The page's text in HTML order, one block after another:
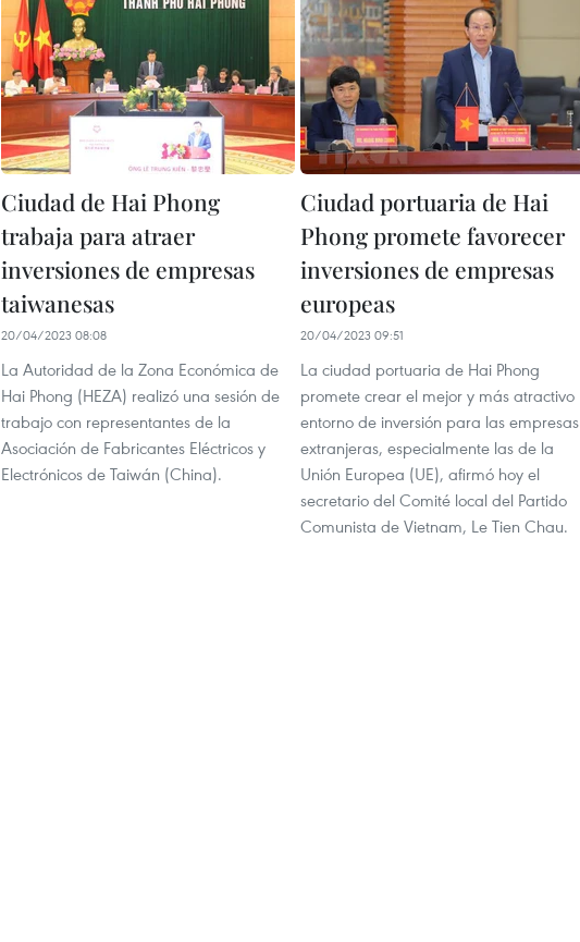
Ciudad de Hai Phong
trabaja para atraer
inversiones de empresas
taiwanesas
20/04/2023 08:08
La Autoridad de la Zona Económica de
Hai Phong (HEZA) realizó una sesión de
trabajo con representantes de la
Asociación de Fabricantes Eléctricos y
Electrónicos de Taiwán (China).
Ciudad portuaria de Hai
Phong promete favorecer
inversiones de empresas
europeas
20/04/2023 09:51
La ciudad portuaria de Hai Phong
promete crear el mejor y más atractivo
entorno de inversión para las empresas
extranjeras, especialmente las de la
Unión Europea (UE), afirmó hoy el
secretario del Comité local del Partido
Comunista de Vietnam, Le Tien Chau.